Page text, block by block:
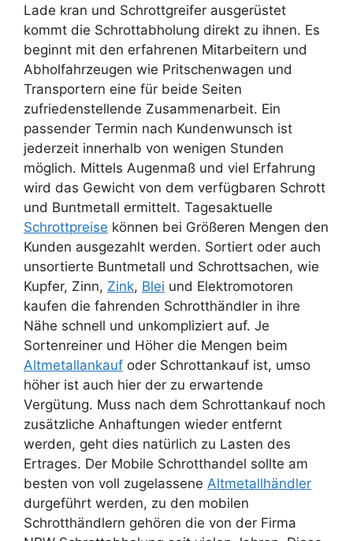
Lade kran und Schrottgreifer ausgerüstet
kommt die Schrottabholung direkt zu ihnen. Es
beginnt mit den erfahrenen Mitarbeitern und
Abholfahrzeugen wie Pritschenwagen und
Transportern eine für beide Seiten
zufriedenstellende Zusammenarbeit. Ein
passender Termin nach Kundenwunsch ist
jederzeit innerhalb von wenigen Stunden
möglich. Mittels Augenmaß und viel Erfahrung
wird das Gewicht von dem verfügbaren Schrott
und Buntmetall ermittelt. Tagesaktuelle
Schrottpreise können bei Größeren Mengen den
Kunden ausgezahlt werden. Sortiert oder auch
unsortierte Buntmetall und Schrottsachen, wie
Kupfer, Zinn, Zink, Blei und Elektromotoren
kaufen die fahrenden Schrotthändler in ihre
Nähe schnell und unkompliziert auf. Je
Sortenreiner und Höher die Mengen beim
Altmetallankauf oder Schrottankauf ist, umso
höher ist auch hier der zu erwartende
Vergütung. Muss nach dem Schrottankauf noch
zusätzliche Anhaftungen wieder entfernt
werden, geht dies natürlich zu Lasten des
Ertrages. Der Mobile Schrotthandel sollte am
besten von voll zugelassene Altmetallhändler
durgeführt werden, zu den mobilen
Schrotthändlern gehören die von der Firma